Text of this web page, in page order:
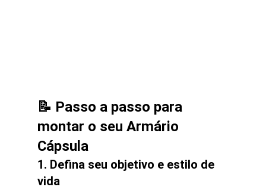
📝 Passo a passo para
montar o seu Armário
Cápsula
1. Defina seu objetivo e estilo de
vida